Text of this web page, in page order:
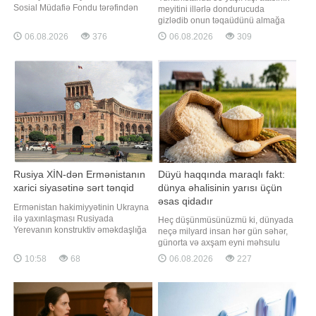
Sosial Müdafiə Fondu tərəfindən
Bakı və Sumqayıt şəhərləri, eləcə
də Abşeron rayonu üzrə bu ayın
tutulub. BİG.AZ xəbər verir ki, bu
Fondu məluma
06.08.2026 376
meyitini illərlə dondurucuda
gizlədib onun təqaüdünü almağa
davam etməkdə şübhəli bilinərək
həbs edilib. "Qafqazinfo" xəbər verir
görə, hadisə Peloponnes
yarımadasında, Sparta
yaxınlığındakı Mistra kəndində
qeydə alınıb
06.08.2026 309
Rusiya XİN-dən Ermənistanın
xarici siyasətinə sərt tənqid
Ermənistan hakimiyyətinin Ukrayna
ilə yaxınlaşması Rusiyada
Yerevanın konstruktiv əməkdaşlığa
yaradır. xəbər verir ki, bunu Rusiya
Xarici İşlər Nazirliyinin İnformasiya
direktor müavini Aleksey Fadeyev
"YouTube" platformasında
yayımlana
10:58 68
Düyü haqqında maraqlı fakt:
dünya əhalisinin yarısı üçün
əsas qidadır
Heç düşünmüsünüzmü ki, dünyada
neçə milyard insan hər gün səhər,
günorta və axşam eyni məhsulu
yeyir?. Düyü sadəcə qarnir deyil. O,
planetdə yaşayan milyardlarla
"çörəyi" adlandırırlar. xarici mediaya
istinadən xəbər verir ki
06.08.2026 227